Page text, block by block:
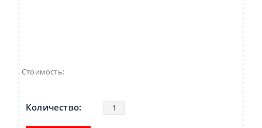
Стоимость: